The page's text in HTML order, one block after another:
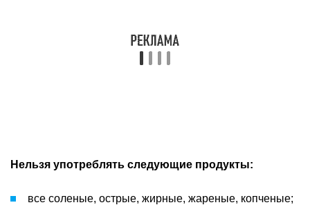
Нельзя употреблять следующие продукты:
все соленые, острые, жирные, жареные, копченые;